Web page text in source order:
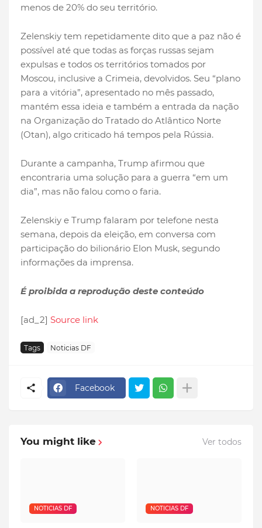
menos de 20% do seu território.
Zelenskiy tem repetidamente dito que a paz não é
possível até que todas as forças russas sejam
expulsas e todos os territórios tomados por
Moscou, inclusive a Crimeia, devolvidos. Seu “plano
para a vitória”, apresentado no mês passado,
mantém essa ideia e também a entrada da nação
na Organização do Tratado do Atlântico Norte
(Otan), algo criticado há tempos pela Rússia.
Durante a campanha, Trump afirmou que
encontraria uma solução para a guerra “em um
dia”, mas não falou como o faria.
Zelenskiy e Trump falaram por telefone nesta
semana, depois da eleição, em conversa com
participação do bilionário Elon Musk, segundo
informações da imprensa.
É proibida a reprodução deste conteúdo
[ad_2] Source link
Tags Noticias DF
Facebook
You might like Ver todos
NOTICIAS DF NOTICIAS DF